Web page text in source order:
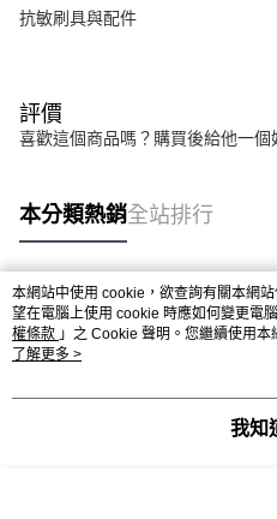
抗敏刷具與配件
評價
喜歡這個商品嗎？購買後給他一個
本分類熱銷全站排行
熱門標籤
本網站中使用 cookie，欲查詢有關本網
望在電腦上使用 cookie 時應如何變更電
權條款 」之 Cookie 聲明。您繼續使用
用條款之 Cookie 聲明使用 cookie。
了解更多 >
我知